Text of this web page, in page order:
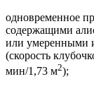
одновременное
содержащими
или умеренными
(скорость
мин/1,73 м2);